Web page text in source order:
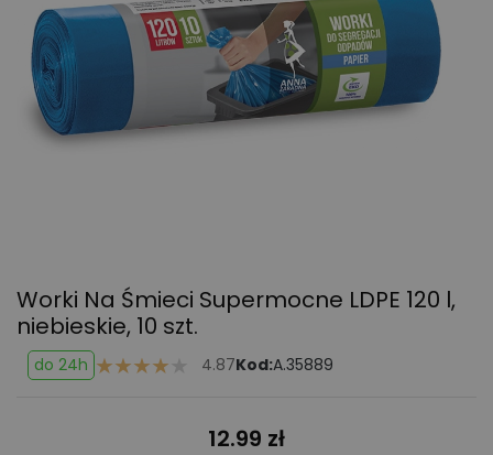
Worki Na Śmieci Supermocne LDPE 120 l,
niebieskie, 10 szt.
do 24h 4.87Kod:A.35889
12.99 zł